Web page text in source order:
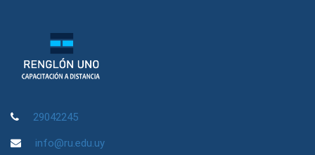
29042245
info@ru.edu.uy